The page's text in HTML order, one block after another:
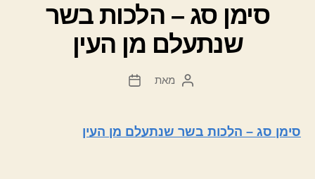
סימן סג – הלכות בשר
שנתעלם מן העין
המחבר
מאת
תאריך
סימן סג – הלכות בשר שנתעלם מן העין